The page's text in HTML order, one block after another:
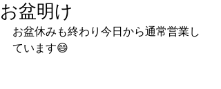
お盆明け
お盆休みも終わり今日から通常営業し
ています😄